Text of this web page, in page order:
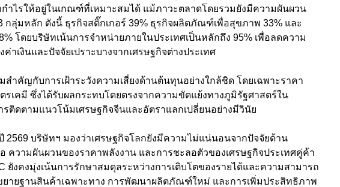
ำไรให้อยู่ในเกณฑ์ที่เหมาะสมได้ แม้ภาวะตลาดโดยรวมยังมีความผันผวน
กลุ่มหลัก ดังนี้ ธุรกิจสติ๊กเกอร์ 39% ธุรกิจผลิตภัณฑ์เพื่อสุขภาพ 33% และ
โดยบริษัทเน้นการจำหน่ายภายในประเทศเป็นหลักถึง 95% เพื่อลดความ
าเงินและปัจจัยเปราะบางจากเศรษฐกิจต่างประเทศ
สำคัญกับการเฝ้าระวังความเสี่ยงด้านต้นทุนอย่างใกล้ชิด โดยเฉพาะราคา
เคมี ซึ่งได้รับผลกระทบโดยตรงจากความขัดแย้งทางภูมิรัฐศาสตร์ใน
รติดตามแนวโน้มเศรษฐกิจจีนและอัตราแลกเปลี่ยนอย่างมีวินัย
2569 บริษัทฯ มองว่าเศรษฐกิจโลกยังมีความไม่แน่นอนจากปัจจัยด้าน
ความผันผวนของราคาพลังงาน และการชะลอตัวของเศรษฐกิจประเทศคู่ค้า
ยังคงมุ่งเน้นการรักษาสมดุลระหว่างการเติบโตของรายได้และความสามารถ
ยายฐานสินค้าเฉพาะทาง การพัฒนาผลิตภัณฑ์ใหม่ และการเพิ่มประสิทธิภาพ